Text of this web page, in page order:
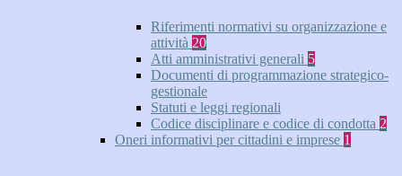
Riferimenti normativi su organizzazione e
attività 20
Atti amministrativi generali 5
Documenti di programmazione strategico-
gestionale
Statuti e leggi regionali
Codice disciplinare e codice di condotta 2
Oneri informativi per cittadini e imprese 1